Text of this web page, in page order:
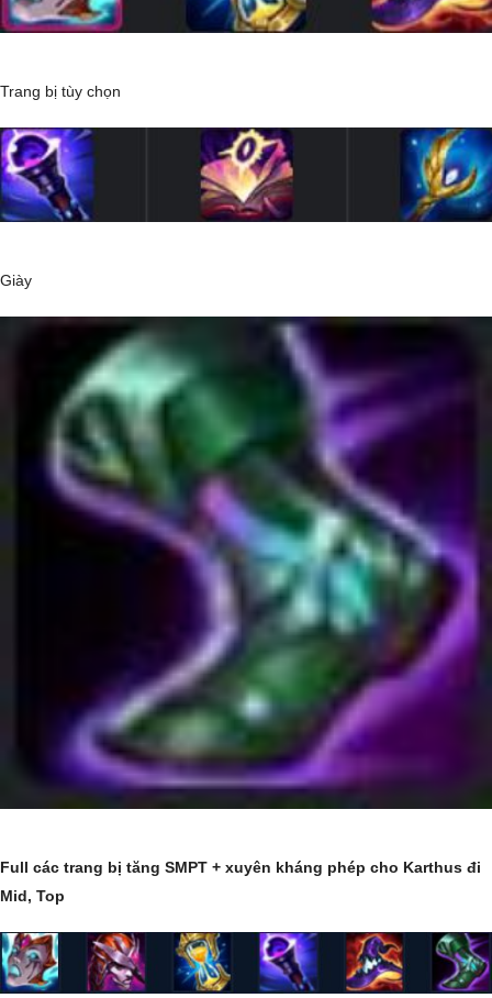
Trang bị tùy chọn
Giày
Full các trang bị tăng SMPT + xuyên kháng phép cho Karthus đi
Mid, Top